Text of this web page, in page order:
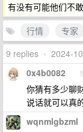
有没有可能他们不
行情
专家
9 replies • 2024-
0x4b0082
你猜有多少聊
说话就可以真
wqnmlgbzml